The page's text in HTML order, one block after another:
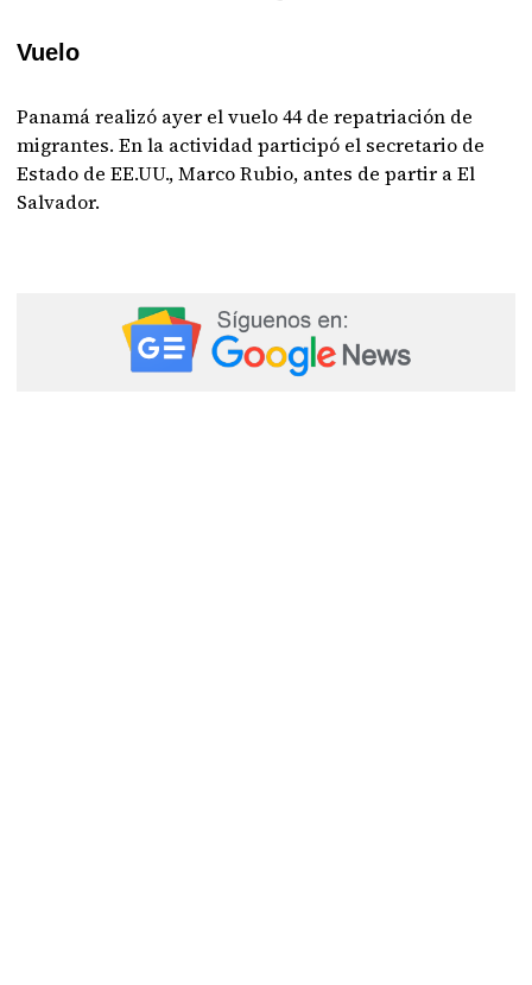
Vuelo
Panamá realizó ayer el vuelo 44 de repatriación de
migrantes. En la actividad participó el secretario de
Estado de EE.UU., Marco Rubio, antes de partir a El
Salvador.